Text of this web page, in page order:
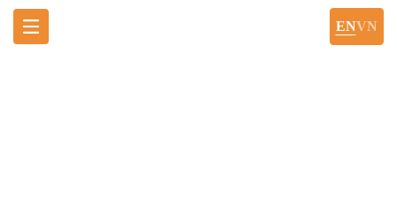
ENVN